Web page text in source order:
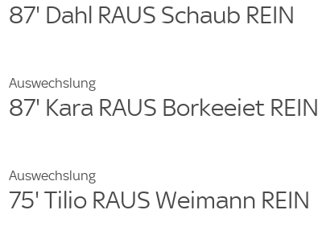
87' Dahl RAUS Schaub REIN
Auswechslung
87' Kara RAUS Borkeeiet REIN
Auswechslung
75' Tilio RAUS Weimann REIN